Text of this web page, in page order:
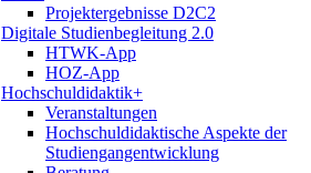
Projektergebnisse D2C2
Digitale Studienbegleitung 2.0
HTWK-App
HOZ-App
Hochschuldidaktik+
Veranstaltungen
Hochschuldidaktische Aspekte der
Studiengangentwicklung